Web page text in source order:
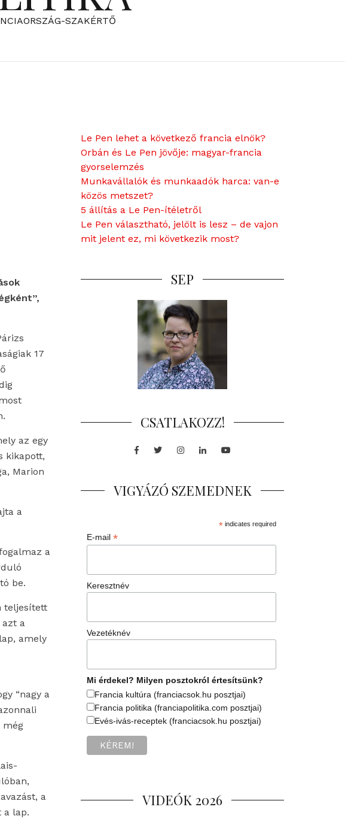
SZAKÉRTŐ
17
az egy
kikapott,
Marion
a
a
be.
teljesített
azt a
amely
“nagy a
még
a
a lap.
Le Pen lehet a következő francia elnök?
Orbán és Le Pen jövője: magyar-francia
gyorselemzés
Munkavállalók és munkaadók harca: van-e
közös metszet?
5 állítás a Le Pen-ítéletről
Le Pen választható, jelölt is lesz – de vajon
mit jelent ez, mi következik most?
SEP
CSATLAKOZZ!
Facebook
TwitterInstagram
LinkedInYoutube
VIGYÁZÓ SZEMEDNEK
*indicates required
E-mail*
Keresztnév
Vezetéknév
Mi érdekel? Milyen posztokról értesítsünk?
Francia kultúra (franciacsok.hu posztjai)
Francia politika (franciapolitika.com posztjai)
Evés-ivás-receptek (franciacsok.hu posztjai)
VIDEÓK 2026